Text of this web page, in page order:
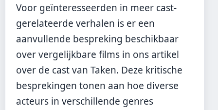
Voor geïnteresseerden in meer cast-
gerelateerde verhalen is er een
aanvullende bespreking beschikbaar
over vergelijkbare films in ons artikel
over de cast van Taken. Deze kritische
besprekingen tonen aan hoe diverse
acteurs in verschillende genres